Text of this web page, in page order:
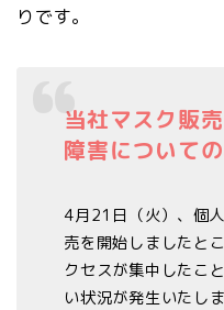
りです。
当社マスク販
障害について
4月21日（火）、個
売を開始しましたと
クセスが集中したこ
い状況が発生いたしま